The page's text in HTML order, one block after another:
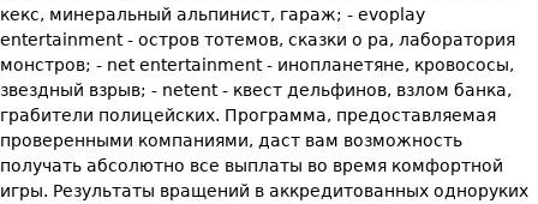
кекс, минеральный альпинист, гараж; - evoplay
entertainment - остров тотемов, сказки о ра, лаборатория
монстров; - net entertainment - инопланетяне, кровососы,
звездный взрыв; - netent - квест дельфинов, взлом банка,
грабители полицейских. Программа, предоставляемая
проверенными компаниями, даст вам возможность
получать абсолютно все выплаты во время комфортной
игры. Результаты вращений в аккредитованных одноруких